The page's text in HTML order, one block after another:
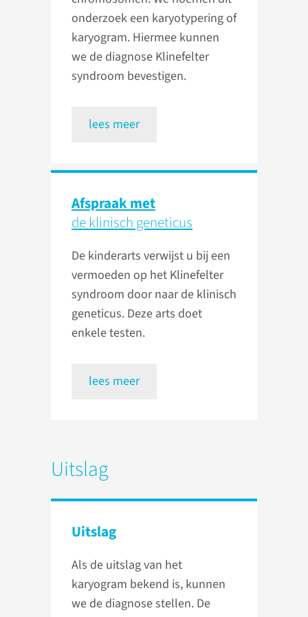
onderzoek een karyotypering of
karyogram. Hiermee kunnen
we de diagnose Klinefelter
syndroom bevestigen.
lees meer
Afspraak met
de klinisch geneticus
De kinderarts verwijst u bij een
vermoeden op het Klinefelter
syndroom door naar de klinisch
geneticus. Deze arts doet
enkele testen.
lees meer
Uitslag
Uitslag
Als de uitslag van het
karyogram bekend is, kunnen
we de diagnose stellen. De